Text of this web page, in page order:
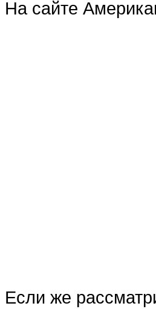
На сайте
Если же